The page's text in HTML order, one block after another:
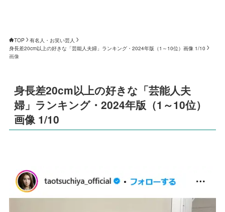
TOP
有名人・お笑い芸人
身長差20cm以上の好きな「芸能人夫婦」ランキング・2024年版（1～10位）画像 1/10
画像
身長差20cm以上の好きな「芸能人夫
婦」ランキング・2024年版（1～10位）
画像 1/10